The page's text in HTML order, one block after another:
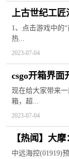
上古世纪工
券怎么用）
1、点击游戏中的
热...
2023-07-04
csgo开箱界面
面开箱键打不
现在给大家带来
箱，超...
2023-07-04
【热闻】大
标价5.6港元
中远海控(01919)